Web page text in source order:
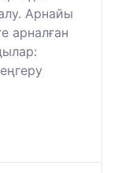
Арнайы
арналған